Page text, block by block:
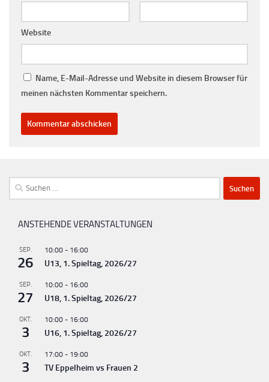
Website
Name, E-Mail-Adresse und Website in diesem Browser für
meinen nächsten Kommentar speichern.
Suchen
nach:
ANSTEHENDE VERANSTALTUNGEN
SEP.
26
10:00 - 16:00
U13, 1. Spieltag, 2026/27
SEP.
27
10:00 - 16:00
U18, 1. Spieltag, 2026/27
OKT.
3
10:00 - 16:00
U16, 1. Spieltag, 2026/27
OKT.
3
17:00 - 19:00
TV Eppelheim vs Frauen 2